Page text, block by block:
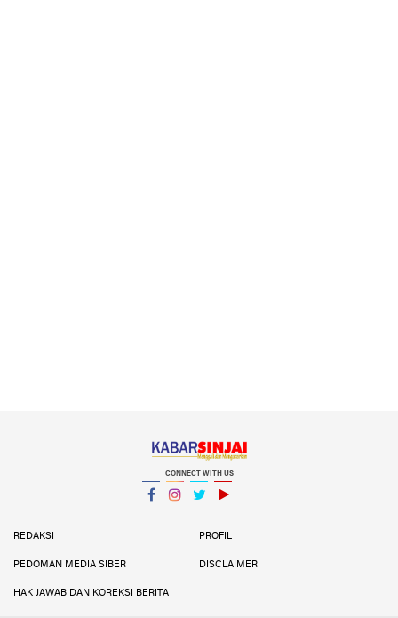
CONNECT WITH US
REDAKSI
PROFIL
PEDOMAN MEDIA SIBER DISCLAIMER
HAK JAWAB DAN KOREKSI BERITA